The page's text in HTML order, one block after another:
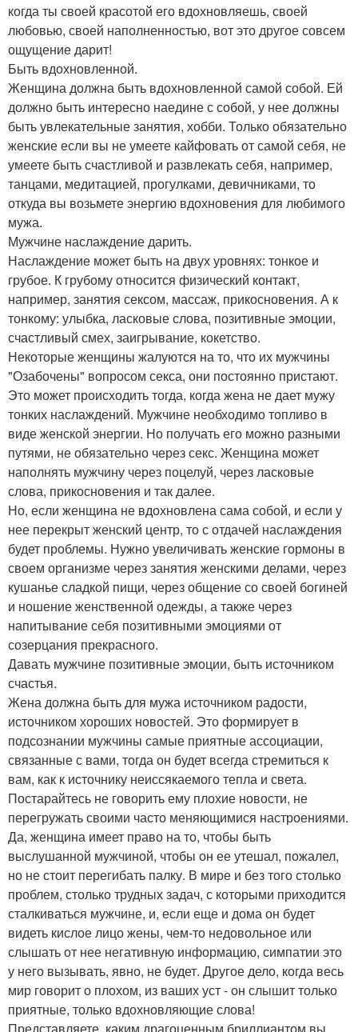
когда ты своей красотой его вдохновляешь, своей
любовью, своей наполненностью, вот это другое совсем
ощущение дарит!
Быть вдохновленной.
Женщина должна быть вдохновленной самой собой. Ей
должно быть интересно наедине с собой, у нее должны
быть увлекательные занятия, хобби. Только обязательно
женские если вы не умеете кайфовать от самой себя, не
умеете быть счастливой и развлекать себя, например,
танцами, медитацией, прогулками, девичниками, то
откуда вы возьмете энергию вдохновения для любимого
мужа.
Мужчине наслаждение дарить.
Наслаждение может быть на двух уровнях: тонкое и
грубое. К грубому относится физический контакт,
например, занятия сексом, массаж, прикосновения. А к
тонкому: улыбка, ласковые слова, позитивные эмоции,
счастливый смех, заигрывание, кокетство.
Некоторые женщины жалуются на то, что их мужчины
"Озабочены" вопросом секса, они постоянно пристают.
Это может происходить тогда, когда жена не дает мужу
тонких наслаждений. Мужчине необходимо топливо в
виде женской энергии. Но получать его можно разными
путями, не обязательно через секс. Женщина может
наполнять мужчину через поцелуй, через ласковые
слова, прикосновения и так далее.
Но, если женщина не вдохновлена сама собой, и если у
нее перекрыт женский центр, то с отдачей наслаждения
будет проблемы. Нужно увеличивать женские гормоны в
своем организме через занятия женскими делами, через
кушанье сладкой пищи, через общение со своей богиней
и ношение женственной одежды, а также через
напитывание себя позитивными эмоциями от
созерцания прекрасного.
Давать мужчине позитивные эмоции, быть источником
счастья.
Жена должна быть для мужа источником радости,
источником хороших новостей. Это формирует в
подсознании мужчины самые приятные ассоциации,
связанные с вами, тогда он будет всегда стремиться к
вам, как к источнику неиссякаемого тепла и света.
Постарайтесь не говорить ему плохие новости, не
перегружать своими часто меняющимися настроениями.
Да, женщина имеет право на то, чтобы быть
выслушанной мужчиной, чтобы он ее утешал, пожалел,
но не стоит перегибать палку. В мире и без того столько
проблем, столько трудных задач, с которыми приходится
сталкиваться мужчине, и, если еще и дома он будет
видеть кислое лицо жены, чем-то недовольное или
слышать от нее негативную информацию, симпатии это
у него вызывать, явно, не будет. Другое дело, когда весь
мир говорит о плохом, из ваших уст - он слышит только
приятные, только вдохновляющие слова!